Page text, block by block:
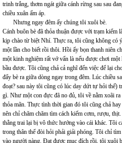
trinh trắng, thơm ngát giữa cánh rừng sau sau
chiều xuân ấm áp.
Nhưng ngay đêm ấy chúng tôi xuôi bè.
Cánh buôn bè đã thỏa thuận được với trạm kiểm
kịp chào từ biệt Nhí. Thực ra, tôi cũng không có
một lần cho biết rồi thôi. Hồi ấy bọn thanh niên
một kinh nghiệm rất vớ vẩn là nếu được chơi
bầu được. Tôi cũng chả cả nghĩ đến việc để lại
đẩy bè ra giữa dòng ngay trong đêm. Lúc chiều
đoạt? sau này tôi cũng có lúc day dứt tự hỏi thế)
gì. Như một con đực đã no đủ, tôi về nằm xoãi
thỏa mãn. Thực tình thời gian đó tôi cũng chả
nên chỉ chăm chăm tìm cách kiếm cơm, rượu,
thằng trai lại bị vô thức hướng vào cái khác. Tôi
trong thân thể đòi hỏi phải giải phóng. Tôi chỉ
vào người nàng. Đạt được mục đích rồi, tôi xuôi